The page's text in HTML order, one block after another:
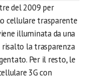
del 2009 per
cellulare trasparente
illuminata da una
risalto la trasparenza
Per il resto, le
3G con